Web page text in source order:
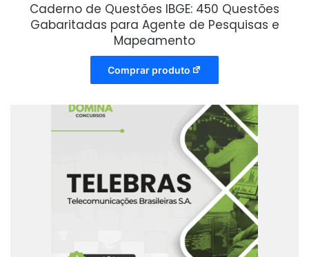
Caderno de Questões IBGE: 450 Questões
Gabaritadas para Agente de Pesquisas e
Mapeamento
Comprar produto